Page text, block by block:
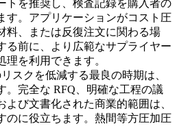
トを推奨し、検査記録を購入者の
す。アプリケーションがコスト圧
料、または反復注文に関わる場
る前に、より広範なサプライヤー
理を利用できます。
スクを低減する最良の時期は、
。完全な RFQ、明確な工程の議
び文書化された商業的範囲は、
のに役立ちます。熱間等方圧加圧